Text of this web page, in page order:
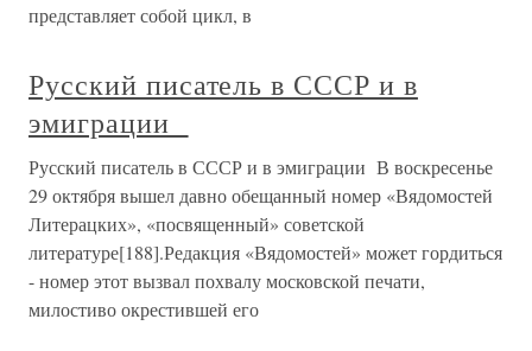
представляет собой цикл, в
Русский писатель в СССР и в
эмиграции
Русский писатель в СССР и в эмиграции В воскресенье
29 октября вышел давно обещанный номер «Вядомостей
Литерацких», «посвященный» советской
литературе[188].Редакция «Вядомостей» может гордиться
- номер этот вызвал похвалу московской печати,
милостиво окрестившей его